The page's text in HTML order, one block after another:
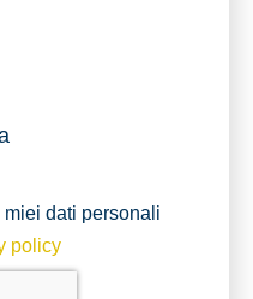
dati personali
policy